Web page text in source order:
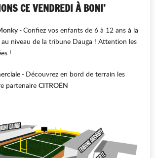
CE VENDREDI À BONI’
-Confiez vos enfants de 6 à 12 ans à la
niveau de la tribune Dauga ! Attention les
!
- Découvrez en bord de terrain les
partenaire CITROËN